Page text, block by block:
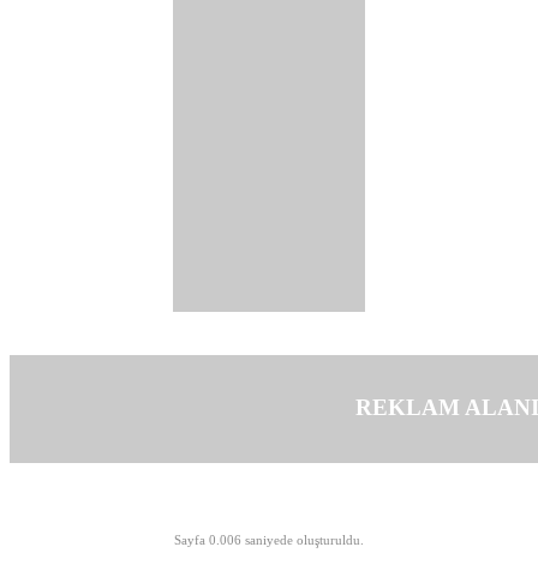
REKLAM ALANI
Sayfa 0.006 saniyede oluşturuldu.